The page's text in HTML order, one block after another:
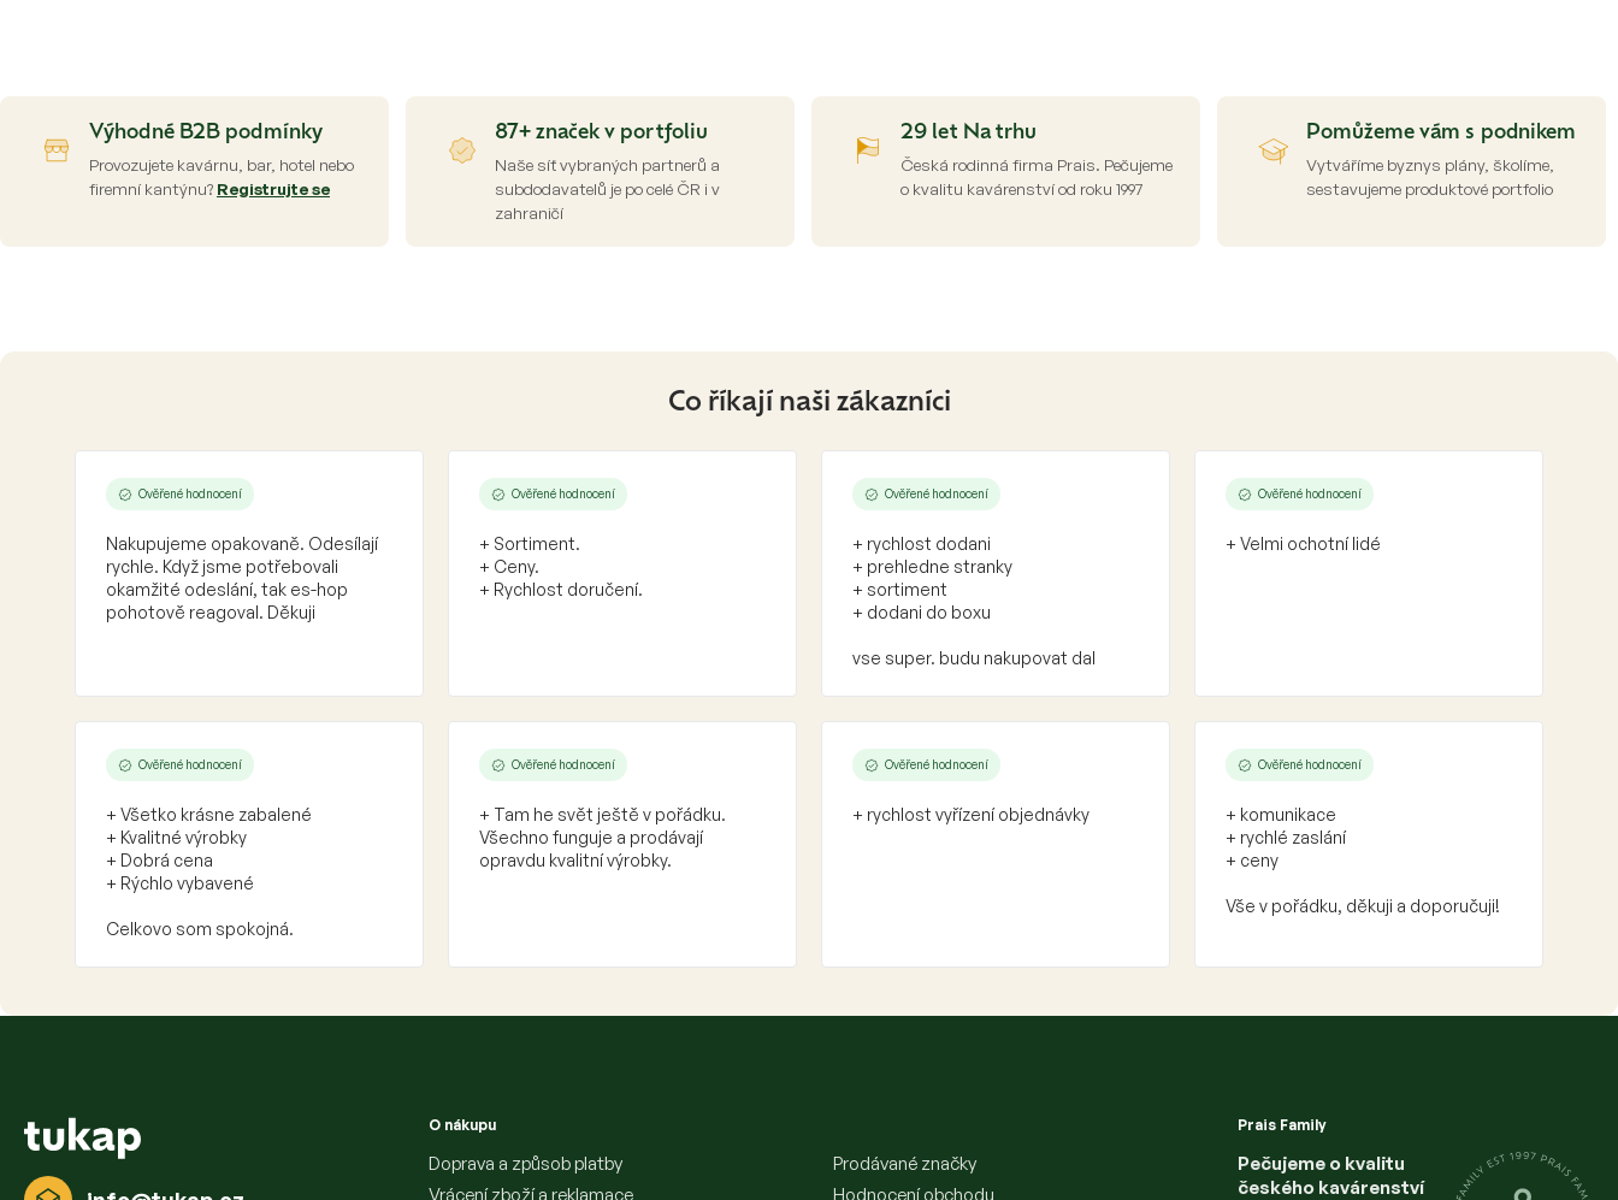
d
c
í
u
Výhodné B2B podmínky
Provozujete kavárnu, bar, hotel nebo
firemní kantýnu? Registrujte se
87+ značek v portfoliu
Naše síť vybraných partnerů a
subdodavatelů je po celé ČR i v
zahraničí
29 let Na trhu
Česká rodinná firma Prais. Pečujeme
o kvalitu kavárenství od roku 1997
Pomůžeme vám s podnikem
Vytváříme byznys plány, školíme,
sestavujeme produktové portfolio
Co říkají naši zákazníci
Ověřené hodnocení
Nakupujeme opakovaně. Odesílají
rychle. Když jsme potřebovali
okamžité odeslání, tak es-hop
pohotově reagoval. Děkuji
Ověřené hodnocení
+ Sortiment.
+ Ceny.
+ Rychlost doručení.
Ověřené hodnocení
+ rychlost dodani
+ prehledne stranky
+ sortiment
+ dodani do boxu
vse super. budu nakupovat dal
Ověřené hodnocení
+ Velmi ochotní lidé
Ověřené hodnocení
+ Všetko krásne zabalené
+ Kvalitné výrobky
+ Dobrá cena
+ Rýchlo vybavené
Celkovo som spokojná.
Ověřené hodnocení
+ Tam he svět ještě v pořádku.
Všechno funguje a prodávají
opravdu kvalitní výrobky.
Ověřené hodnocení
+ rychlost vyřízení objednávky
Ověřené hodnocení
+ komunikace
+ rychlé zaslání
+ ceny
Vše v pořádku, děkuji a doporučuji!
O nákupu
Doprava a způsob platby
Vrácení zboží a reklamace
Prodávané značky
Hodnocení obchodu
Prais Family
Pečujeme o kvalitu
českého kavárenství